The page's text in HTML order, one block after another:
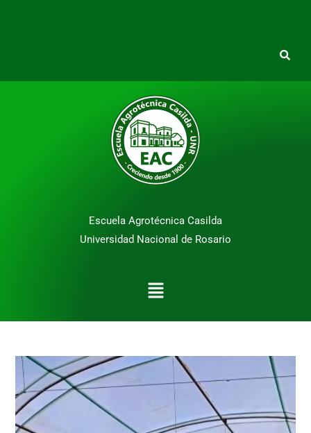
Escuela Agrotécnica Casilda
Universidad Nacional de Rosario